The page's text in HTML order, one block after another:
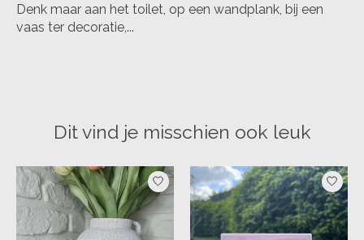
Denk maar aan het toilet, op een wandplank, bij een
vaas ter decoratie,...
Dit vind je misschien ook leuk
Items van productcarrousel